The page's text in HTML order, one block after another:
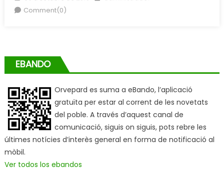
on
Comment(0)
EBANDO
Orvepard es suma a eBando, l’aplicació
gratuïta per estar al corrent de les novetats
del poble. A través d’aquest canal de
comunicació, siguis on siguis, pots rebre les
últimes notícies d’interès general en forma de notificació al
mòbil.
Ver todos los ebandos